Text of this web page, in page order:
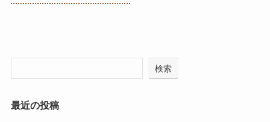
検索
最近の投稿